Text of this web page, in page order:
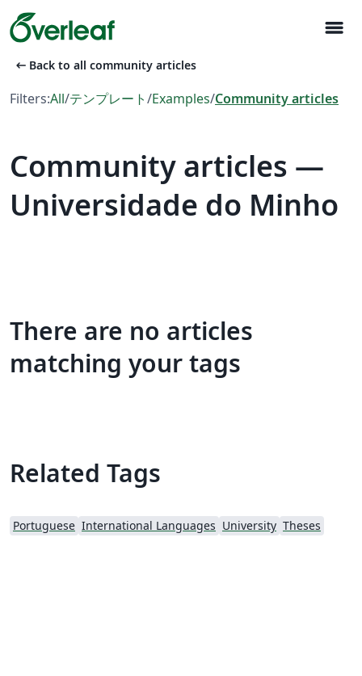
menu
arrow_left_alt Back to all community articles
Filters:All/テンプレート/Examples/Community articles
Community articles —
Universidade do Minho
There are no articles
matching your tags
Related Tags
Portuguese International Languages University Theses